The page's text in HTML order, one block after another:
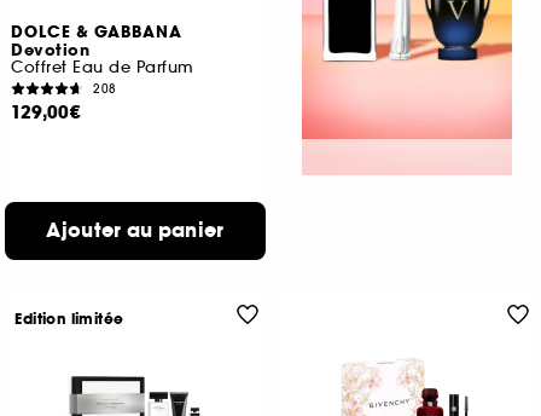
DOLCE & GABBANA
Devotion
Coffret Eau de Parfum
208
129,00€
Ajouter au panier
Edition limitée